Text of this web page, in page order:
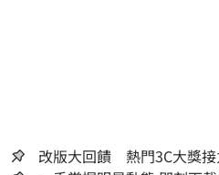
改版大回饋 熱門3C大獎接